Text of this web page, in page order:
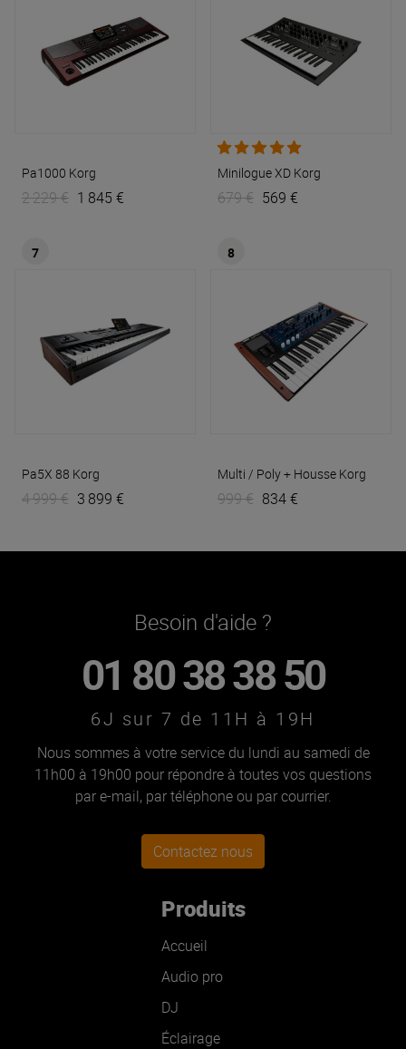
Pa1000 Korg
2 229 € 1 845 €
Minilogue XD Korg
679 € 569 €
7
Pa5X 88 Korg
4 999 € 3 899 €
8
Multi / Poly + Housse Korg
999 € 834 €
Besoin d'aide ?
01 80 38 38 50
6J sur 7 de 11H à 19H
Nous sommes à votre service du lundi au samedi de
11h00 à 19h00 pour répondre à toutes vos questions
par e-mail, par téléphone ou par courrier.
Contactez nous
Produits
Accueil
Audio pro
DJ
Éclairage